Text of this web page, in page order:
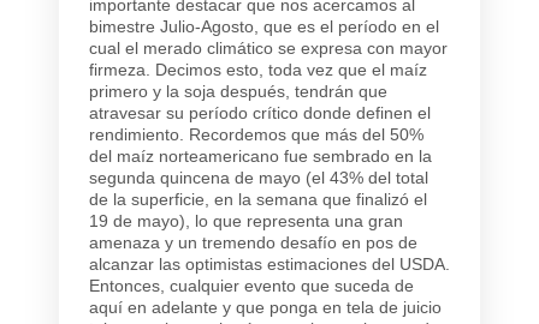
importante destacar que nos acercamos al
bimestre Julio-Agosto, que es el período en el
cual el merado climático se expresa con mayor
firmeza. Decimos esto, toda vez que el maíz
primero y la soja después, tendrán que
atravesar su período crítico donde definen el
rendimiento. Recordemos que más del 50%
del maíz norteamericano fue sembrado en la
segunda quincena de mayo (el 43% del total
de la superficie, en la semana que finalizó el
19 de mayo), lo que representa una gran
amenaza y un tremendo desafío en pos de
alcanzar las optimistas estimaciones del USDA.
Entonces, cualquier evento que suceda de
aquí en adelante y que ponga en tela de juicio